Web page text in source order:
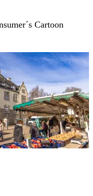
Cartoon